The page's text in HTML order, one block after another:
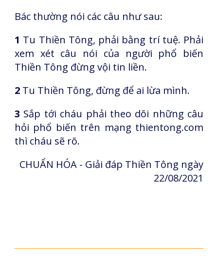
Bác thường nói các câu như sau:
1 Tu Thiền Tông, phải bằng trí tuệ. Phải
xem xét câu nói của người phổ biến
Thiền Tông đừng vội tin liền.
2 Tu Thiền Tông, đừng để ai lừa mình.
3 Sắp tới cháu phải theo dõi những câu
hỏi phổ biến trên mạng thientong.com
thì cháu sẽ rõ.
CHUẨN HÓA - Giải đáp Thiền Tông ngày
22/08/2021